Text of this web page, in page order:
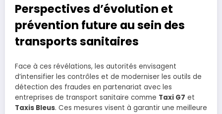
Perspectives d’évolution et
prévention future au sein des
transports sanitaires
Face à ces révélations, les autorités envisagent
d’intensifier les contrôles et de moderniser les outils de
détection des fraudes en partenariat avec les
entreprises de transport sanitaire comme Taxi G7 et
Taxis Bleus. Ces mesures visent à garantir une meilleure